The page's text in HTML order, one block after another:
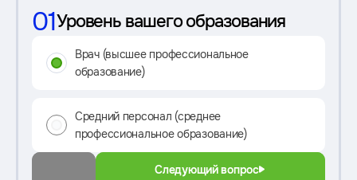
01Уровень вашего образования
Врач (высшее профессиональное
образование)
Средний персонал (среднее
профессиональное образование)
Следующий вопрос